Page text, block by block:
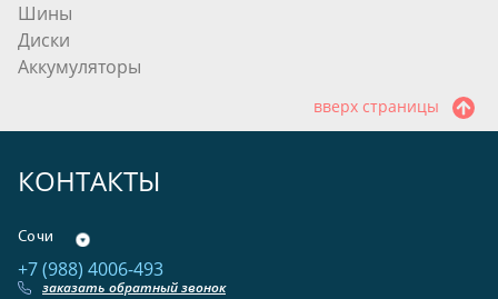
Шины
Диски
Аккумуляторы
вверх страницы
КОНТАКТЫ
Сочи
+7 (988) 4006-493
заказать обратный звонок